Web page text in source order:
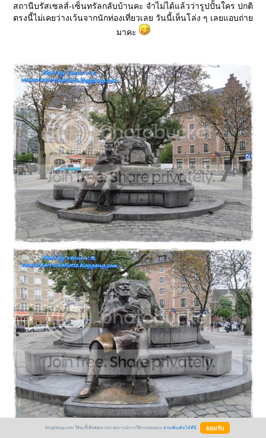
สถานีบรัสเซลส์-เซ็นทรัลกลับบ้านคะ จำไม่ได้แล้วว่ารูปปั้นใคร ปกติ
ตรงนี้ไม่เคยว่างเว้นจากนักท่องเที่ยวเลย วันนี้เห็นโล่ง ๆ เลยแอบถ่า
มาคะ
BlogGang.com ใช้คุกกี้เพื่อพัฒนาประสบการณ์การใช้งานของคุณ อ่านเพิ่มเติมได้ที่นี่